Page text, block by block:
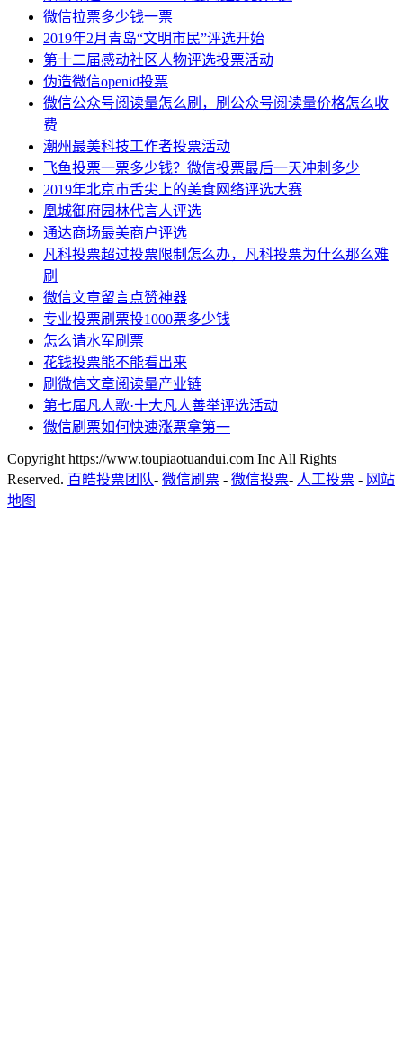
微信拉票多少钱一票
2019年2月青岛“文明市民”评选开始
第十二届感动社区人物评选投票活动
伪造微信openid投票
微信公众号阅读量怎么刷，刷公众号阅读量价格怎么收
费
潮州最美科技工作者投票活动
飞鱼投票一票多少钱？微信投票最后一天冲刺多少
2019年北京市舌尖上的美食网络评选大赛
凰城御府园林代言人评选
通达商场最美商户评选
凡科投票超过投票限制怎么办，凡科投票为什么那么难
刷
微信文章留言点赞神器
专业投票刷票投1000票多少钱
怎么请水军刷票
花钱投票能不能看出来
刷微信文章阅读量产业链
第七届凡人歌·十大凡人善举评选活动
微信刷票如何快速涨票拿第一
Copyright https://www.toupiaotuandui.com Inc All Rights
Reserved. 百皓投票团队- 微信刷票 - 微信投票- 人工投票 - 网站
地图